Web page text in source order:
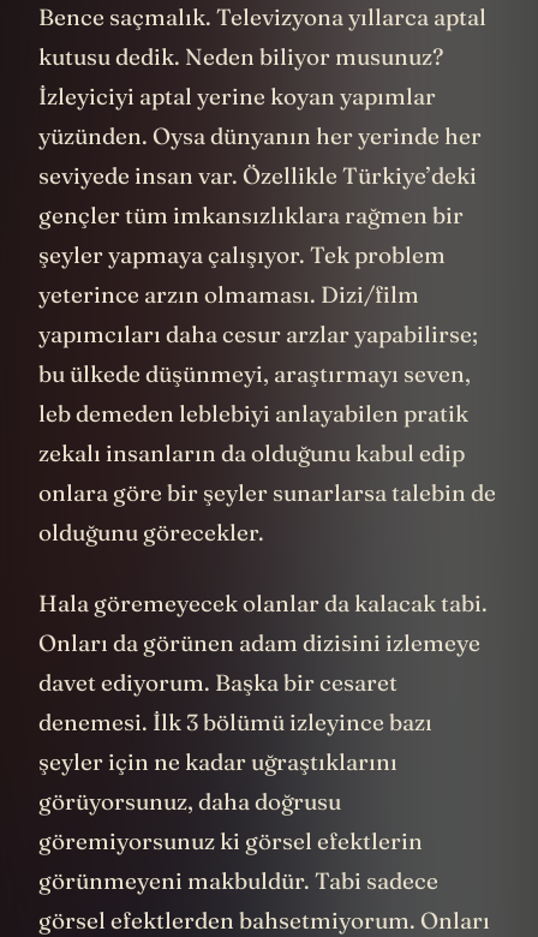
Bence saçmalık. Televizyona yıllarca aptal
kutusu dedik. Neden biliyor musunuz?
İzleyiciyi aptal yerine koyan yapımlar
yüzünden. Oysa dünyanın her yerinde her
seviyede insan var. Özellikle Türkiye’deki
gençler tüm imkansızlıklara rağmen bir
şeyler yapmaya çalışıyor. Tek problem
yeterince arzın olmaması. Dizi/film
yapımcıları daha cesur arzlar yapabilirse;
bu ülkede düşünmeyi, araştırmayı seven,
leb demeden leblebiyi anlayabilen pratik
zekalı insanların da olduğunu kabul edip
onlara göre bir şeyler sunarlarsa talebin de
olduğunu görecekler.
Hala göremeyecek olanlar da kalacak tabi.
Onları da görünen adam dizisini izlemeye
davet ediyorum. Başka bir cesaret
denemesi. İlk 3 bölümü izleyince bazı
şeyler için ne kadar uğraştıklarını
görüyorsunuz, daha doğrusu
göremiyorsunuz ki görsel efektlerin
görünmeyeni makbuldür. Tabi sadece
görsel efektlerden bahsetmiyorum. Onları